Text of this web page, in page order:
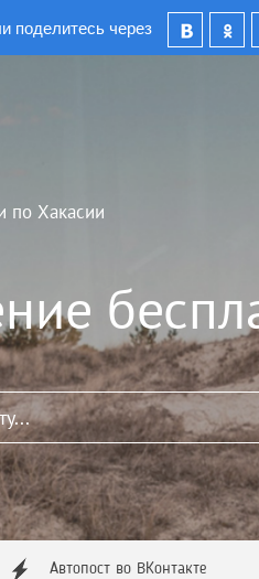
поделитесь через
по Хакасии
Автопост во ВКонтакте